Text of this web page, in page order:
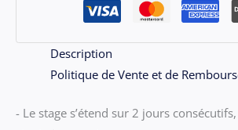
VENDREdi
SAMEdi
Description
Politique de Vente et de
- Le stage s’étend sur 2 jours